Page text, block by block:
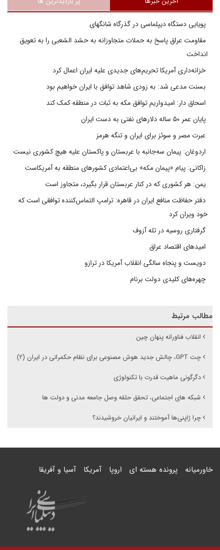
پویایی دستگاه دیپلماسی در گذرگاه شانگهای
مقاومت عراق پاسخ به حملات متجاوزانه به حشد الشعبی را به تعویق
انداخت
خزانه‌داری آمریکا تحریم‌های جدیدی علیه ایران اعمال کرد
بسنت مدعی شد: به زودی شاهد توافق با ایران خواهیم بود
اسحاق دار: امیدواریم توافق مکه به ثبات در منطقه کمک کند
پایان عمر ۵۰ ساله دلارهای نفتی به دست ایران
عبرت مصر و سوئز برای ایران و تنگه هرمز
اردوغان: پیمان سه‌جانبه با عربستان و پاکستان علیه هیچ کشوری نیست
زاکانی: پیام «پیمان مکه» بی‌اعتمادی کشورهای منطقه به آمریکاست
یمن: هر کشوری که در کنار عربستان قرار بگیرد، متجاوز است
دفتر حفاظت منافع ایران در قاهره: ترامپ التماس‌کننده توافقی است که
خود ویران کرد
گرفتاری روسیه در تله آزوف
امیدهای اقتصاد عراق
دویست و پنجاه سالگی انقلاب آمریکا در ترازو
چهره‌های کلیدی دولت برنام
مطالب مرتبط
انقلاب فناورانه پنهان چین
چت GPT، چالش‌ جدید هوش مصنوعی برای نظام حکمرانی در ایران (۲)
دگرگونی ماهیت قدرت با تکنولوژی
شبکه های اجتماعی، تحقق حلقه وصل جامعه مدنی و دولت ها
چرا ژاپنی‌ها آموختند و ایرانیان خروشیدند؟
خاورمیانه پرونده هسته ای اروپا آمریکا آسیا و آفریقا